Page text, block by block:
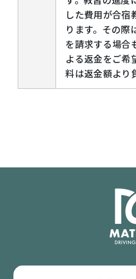
した費用が合宿
ります。その際
を請求する場合
よる返金をご希
料は返金額より